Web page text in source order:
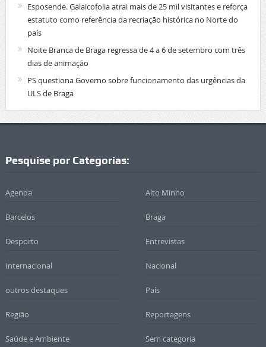
Esposende. Galaicofolia atrai mais de 25 mil visitantes e reforça
estatuto como referência da recriação histórica no Norte do
país
Noite Branca de Braga regressa de 4 a 6 de setembro com três
dias de animação
PS questiona Governo sobre funcionamento das urgências da
ULS de Braga
Pesquise por Categorias:
Agenda Alto Minho
Barcelos Braga
Desporto Entrevistas
Internacional Nacional
outros destaques País
Região Reportagens
Saúde e Ambiente Sem categoria